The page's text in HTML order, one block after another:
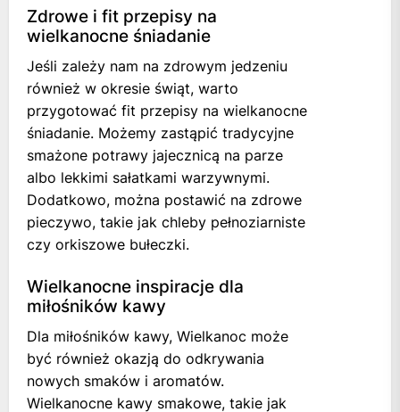
Zdrowe i fit przepisy na
wielkanocne śniadanie
Jeśli zależy nam na zdrowym jedzeniu
również w okresie świąt, warto
przygotować fit przepisy na wielkanocne
śniadanie. Możemy zastąpić tradycyjne
smażone potrawy jajecznicą na parze
albo lekkimi sałatkami warzywnymi.
Dodatkowo, można postawić na zdrowe
pieczywo, takie jak chleby pełnoziarniste
czy orkiszowe bułeczki.
Wielkanocne inspiracje dla
miłośników kawy
Dla miłośników kawy, Wielkanoc może
być również okazją do odkrywania
nowych smaków i aromatów.
Wielkanocne kawy smakowe, takie jak